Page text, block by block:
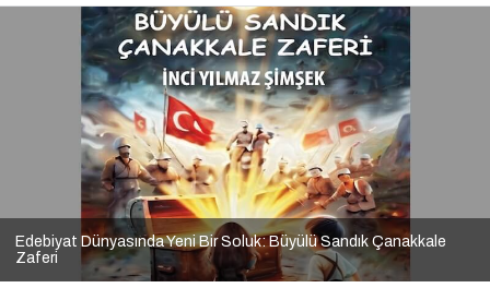
Edebiyat Dünyasında Yeni Bir Soluk: Büyülü Sandık Çanakkale
Zaferi